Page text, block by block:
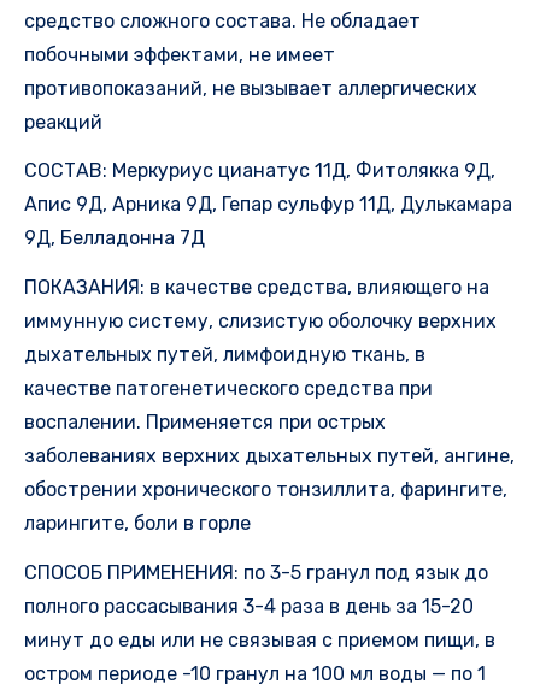
средство сложного состава. Не обладает
побочными эффектами, не имеет
противопоказаний, не вызывает аллергических
реакций
СОСТАВ: Меркуриус цианатус 11Д, Фитолякка 9Д,
Апис 9Д, Арника 9Д, Гепар сульфур 11Д, Дулькамара
9Д, Белладонна 7Д
ПОКАЗАНИЯ: в качестве средства, влияющего на
иммунную систему, слизистую оболочку верхних
дыхательных путей, лимфоидную ткань, в
качестве патогенетического средства при
воспалении. Применяется при острых
заболеваниях верхних дыхательных путей, ангине,
обострении хронического тонзиллита, фарингите,
ларингите, боли в горле
СПОСОБ ПРИМЕНЕНИЯ: по 3-5 гранул под язык до
полного рассасывания 3-4 раза в день за 15-20
минут до еды или не связывая с приемом пищи, в
остром периоде -10 гранул на 100 мл воды — по 1